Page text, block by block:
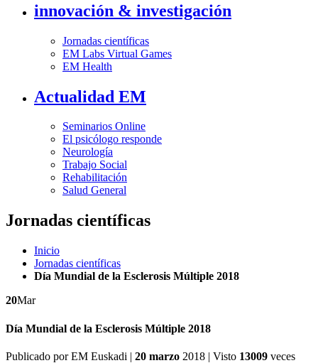
innovación & investigación
Jornadas científicas
EM Labs Virtual Games
EM Health
Actualidad EM
Seminarios Online
El psicólogo responde
Neurología
Trabajo Social
Rehabilitación
Salud General
Jornadas científicas
Inicio
Jornadas científicas
Día Mundial de la Esclerosis Múltiple 2018
20Mar
Día Mundial de la Esclerosis Múltiple 2018
Publicado porEM Euskadi | 20 marzo 2018 | Visto 13009 veces